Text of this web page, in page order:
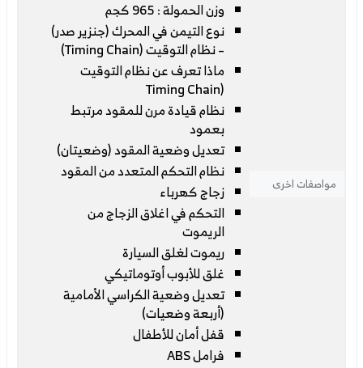
مواصفات اخرى
وزن الحمولة : 965 كجم
نوع التيمن في المحرك (جنزير صدر)
– نظام التوقيت (Timing Chain)
ماذا تعرف عن نظام التوقيت
(Timing Chain
نظام قيادة مرن للمقود مرتبط
بعمود
تعديل وضعية المقود (وضعيتان)
نظام التحكم المتعدد من المقود
زجاج كهرباء
التحكم في اغلاق الزجاج من
الريموت
ريموت لغلق السيارة
غلق للأبوب أوتوماتيكي
تعديل وضعية الكراسي الأمامية
(أربعة وضعيات)
قفل أمان للأطفال
فرامل ABS